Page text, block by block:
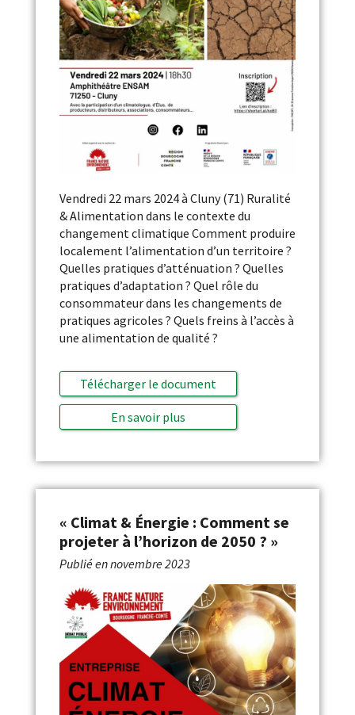
Vendredi 22 mars 2024 à Cluny (71) Ruralité
& Alimentation dans le contexte du
changement climatique Comment produire
localement l’alimentation d’un territoire ?
Quelles pratiques d’atténuation ? Quelles
pratiques d’adaptation ? Quel rôle du
consommateur dans les changements de
pratiques agricoles ? Quels freins à l’accès à
une alimentation de qualité ?
Télécharger le document
En savoir plus
« Climat & Énergie : Comment se
projeter à l’horizon de 2050 ? »
Publié ennovembre 2023